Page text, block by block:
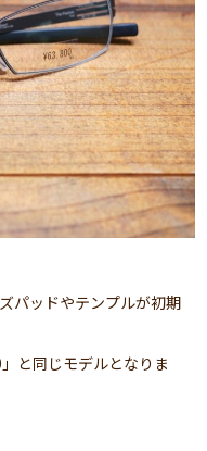
パッドやテンプルが初期
と同じモデルとなりま